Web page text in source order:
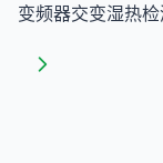
变频器交变湿热